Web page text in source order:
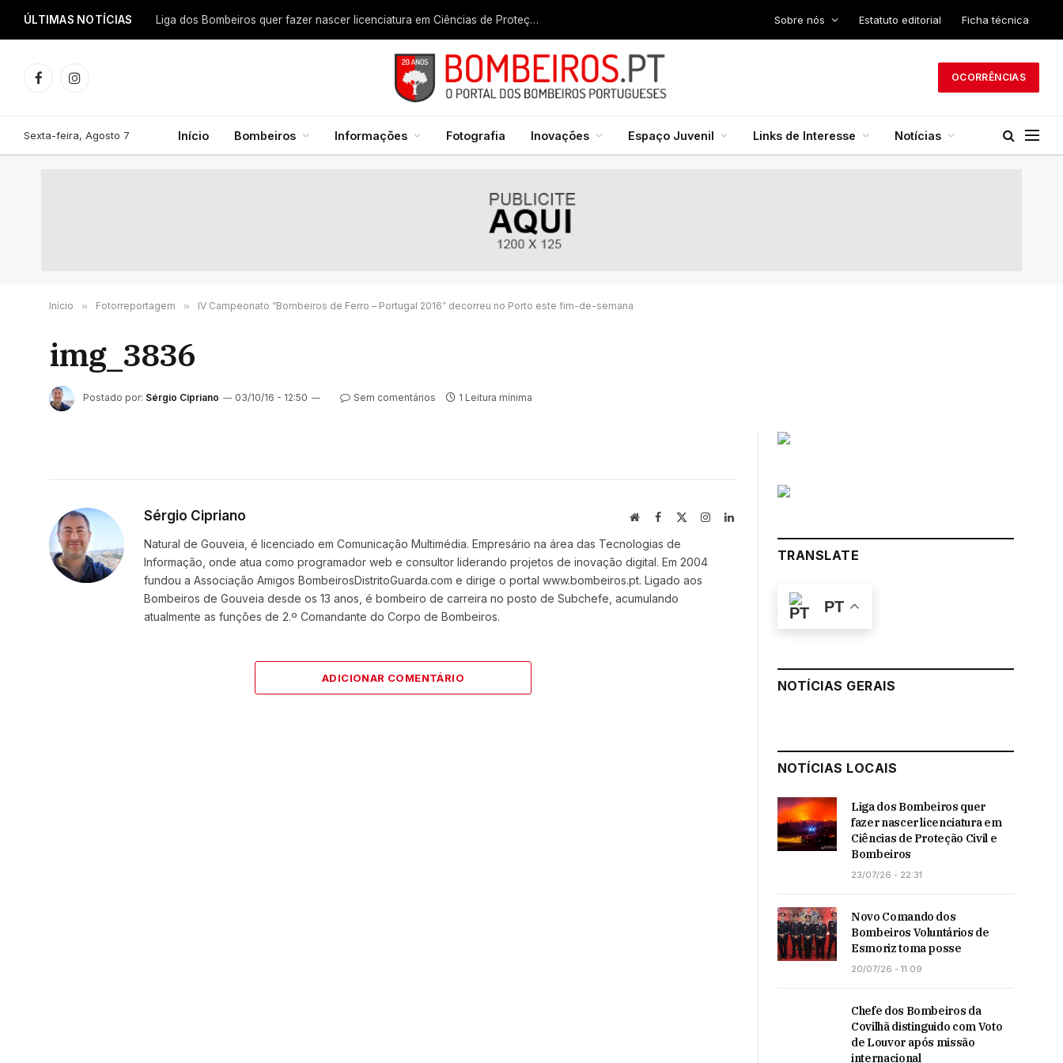
ÚLTIMAS NOTÍCIAS Liga dos Bombeiros quer fazer nascer licenciatura em Ciências de Proteção Civil e Bombeiros Sobre nós Estatuto editorial Ficha técnica
FacebookInstagram
OCORRÊNCIAS
Sexta-feira, Agosto 7 Início Bombeiros Informações Fotografia Inovações Espaço Juvenil Links de Interesse Notícias
Início » Fotorreportagem » IV Campeonato “Bombeiros de Ferro – Portugal 2016” decorreu no Porto este fim-de-semana
img_3836
Postado por: Sérgio Cipriano 03/10/16 - 12:50 Sem comentários 1 Leitura mínima
Sérgio Cipriano WebsiteFacebook InstagramLinkedIn
Natural de Gouveia, é licenciado em Comunicação Multimédia. Empresário na área das Tecnologias de
Informação, onde atua como programador web e consultor liderando projetos de inovação digital. Em 2004
fundou a Associação Amigos BombeirosDistritoGuarda.com e dirige o portal www.bombeiros.pt. Ligado aos
Bombeiros de Gouveia desde os 13 anos, é bombeiro de carreira no posto de Subchefe, acumulando
atualmente as funções de 2.º Comandante do Corpo de Bombeiros.
ADICIONAR COMENTÁRIO
TRANSLATE
PT
NOTÍCIAS GERAIS
NOTÍCIAS LOCAIS
Liga dos Bombeiros quer
fazer nascer licenciatura em
Ciências de Proteção Civil e
Bombeiros
23/07/26 - 22:31
Novo Comando dos
Bombeiros Voluntários de
Esmoriz toma posse
20/07/26 - 11:09
Chefe dos Bombeiros da
Covilhã distinguido com Voto
de Louvor após missão
internacional